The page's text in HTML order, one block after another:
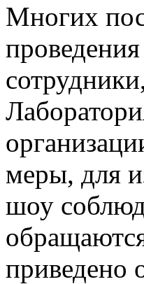
Многих
меры, для
шоу
приведено